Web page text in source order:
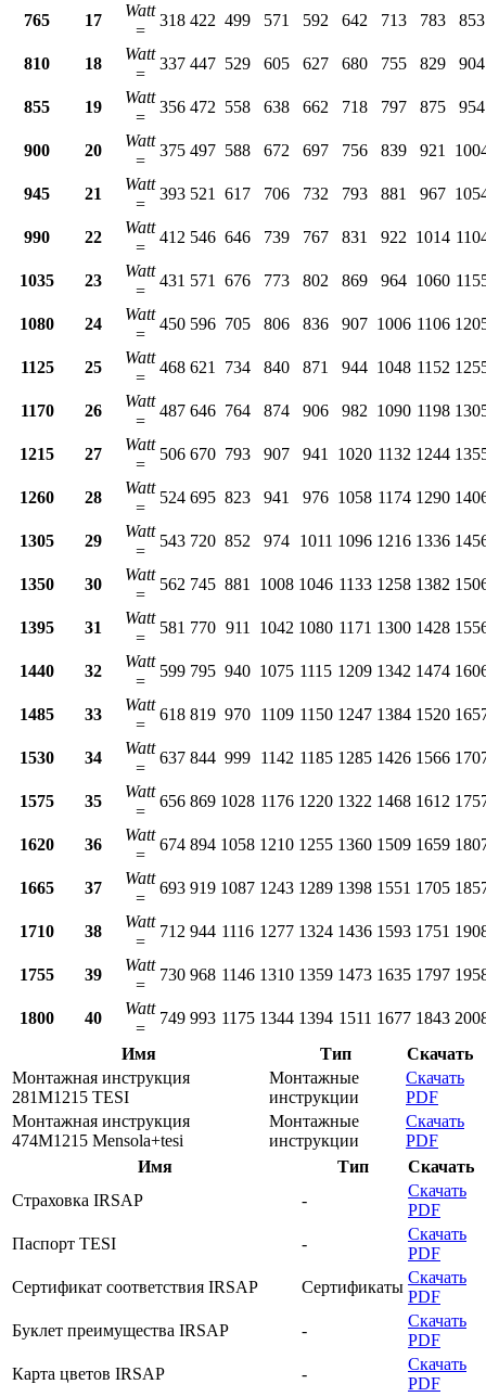
765 17
Watt
=
318 422 499 571 592 642 713 783 853
810 18
Watt
=
337 447 529 605 627 680 755 829 904
855 19
Watt
=
356 472 558 638 662 718 797 875 954
900 20
Watt
=
375 497 588 672 697 756 839 921
945 21
Watt
=
393 521 617 706 732 793 881 967
990 22
Watt
=
412 546 646 739 767 831 922 1014
1035 23
Watt
=
431 571 676 773 802 869 964 1060
1080 24
Watt
=
450 596 705 806 836 907 1006 1106
1125 25
Watt
=
468 621 734 840 871 944 1048 1152
1170 26
Watt
=
487 646 764 874 906 982 1090 1198
1215 27
Watt
=
506 670 793 907 941 1020 1132 1244
1260 28
Watt
=
524 695 823 941 976 1058 1174 1290
1305 29
Watt
=
543 720 852 974 1011 1096 1216 1336
1350 30
Watt
=
562 745 881 1008 1046 1133 1258 1382
1395 31
Watt
=
581 770 911 1042 1080 1171 1300 1428
1440 32
Watt
=
599 795 940 1075 1115 1209 1342 1474
1485 33
Watt
=
618 819 970 1109 1150 1247 1384 1520
1530 34
Watt
=
637 844 999 1142 1185 1285 1426 1566
1575 35
Watt
=
656 869 1028 1176 1220 1322 1468 1612
1620 36
Watt
=
674 894 1058 1210 1255 1360 1509 1659
1665 37
Watt
=
693 919 1087 1243 1289 1398 1551 1705
1710 38
Watt
=
712 944 1116 1277 1324 1436 1593 1751
1755 39
Watt
=
730 968 1146 1310 1359 1473 1635 1797
1800 40
Watt
=
749 993 1175 1344 1394 1511 1677 1843
Имя
Тип
Скачать
Монтажная инструкция
281M1215 TESI
Монтажные
инструкции
Скачать
PDF
Монтажная инструкция
474M1215 Mensola+tesi
Монтажные
инструкции
Скачать
PDF
Имя
Тип
Скачать
Страховка IRSAP
-
Скачать
PDF
Паспорт TESI
-
Скачать
PDF
Сертификат соответствия IRSAP
Сертификаты
Скачать
PDF
Буклет преимущества IRSAP
-
Скачать
PDF
Карта цветов IRSAP
-
Скачать
PDF